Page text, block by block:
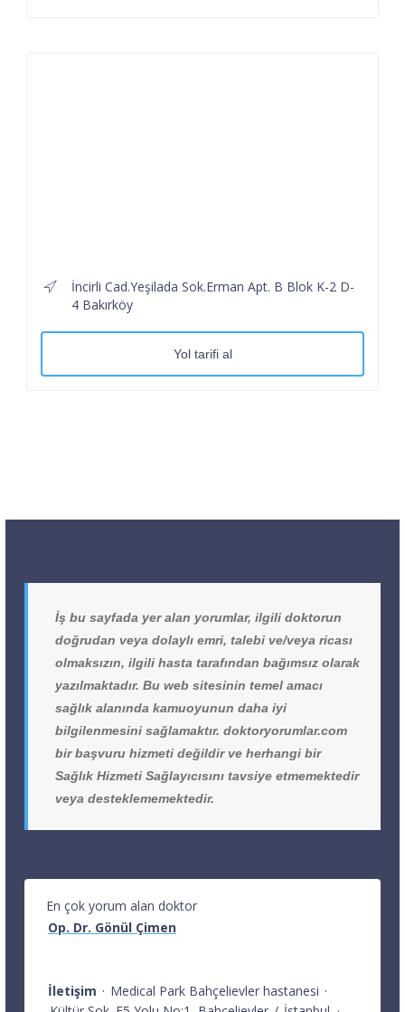
İncirli Cad.Yeşilada Sok.Erman Apt. B Blok K-2 D-
4 Bakırköy
Yol tarifi al
İş bu sayfada yer alan yorumlar, ilgili doktorun
doğrudan veya dolaylı emri, talebi ve/veya ricası
olmaksızın, ilgili hasta tarafından bağımsız olarak
yazılmaktadır. Bu web sitesinin temel amacı
sağlık alanında kamuoyunun daha iyi
bilgilenmesini sağlamaktır. doktoryorumlar.com
bir başvuru hizmeti değildir ve herhangi bir
Sağlık Hizmeti Sağlayıcısını tavsiye etmemektedir
veya desteklememektedir.
En çok yorum alan doktor
Op. Dr. Gönül Çimen
İletişim · Medical Park Bahçelievler hastanesi ·